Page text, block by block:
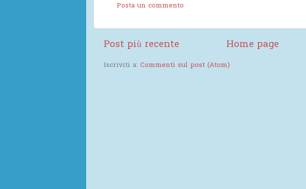
Posta un commento
Post più recente Home page
Iscriviti a: Commenti sul post (Atom)